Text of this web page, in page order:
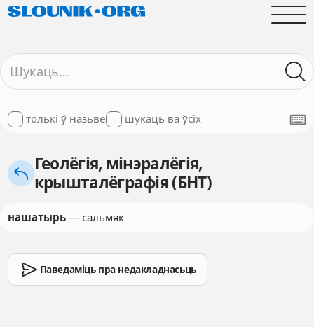
толькі ў назьве шукаць ва ўсіх
Геолёгія, мінэралёгія,
крышталёграфія (БНТ)
нашатырь— сальмяк
Паведаміць пра недакладнасьць